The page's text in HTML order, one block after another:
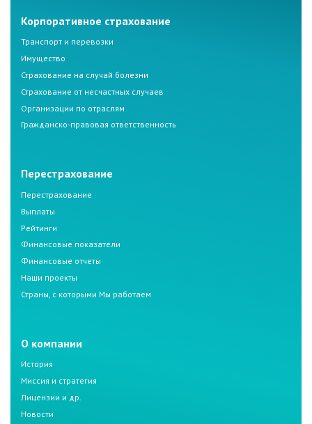
Корпоративное страхование
Транспорт и перевозки
Имущество
Страхование на случай болезни
Страхование от несчастных случаев
Организации по отраслям
Гражданско-правовая ответственность
Перестрахование
Перестрахование
Выплаты
Рейтинги
Финансовые показатели
Финансовые отчеты
Наши проекты
Страны, с которыми Мы работаем
О компании
История
Миссия и стратегия
Лицензии и др.
Новости